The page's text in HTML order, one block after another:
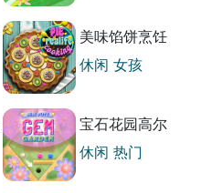
美味馅饼烹饪
指南
休闲 女孩
宝石花园高尔
夫
休闲 热门